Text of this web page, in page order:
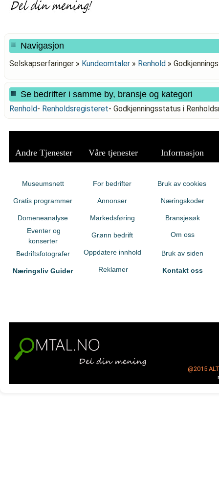
Navigasjon
Selskapserfaringer » Kundeomtaler » Renhold »
Se bedrifter i samme by, bransje og kategori
Renhold- Renholdsregisteret- Godkjenningsstatus i
Andre Tjenester Våre tjenester Informasjon
Museumsnett
Gratis programmer
Domeneanalyse
Eventer og
konserter
Bedriftsfotografer
Næringsliv Guider
For bedrifter
Annonser
Markedsføring
Grønn bedrift
Oppdatere innhold
Reklamer
Bruk av cookies
Næringskoder
Bransjesøk
Om oss
Bruk av siden
Kontakt oss
@2015